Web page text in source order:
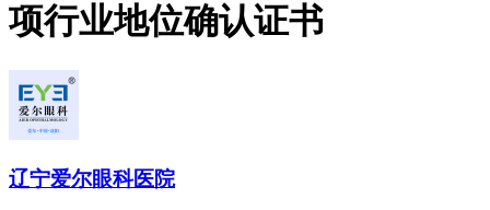
项行业地位确认证书
辽宁爱尔眼科医院